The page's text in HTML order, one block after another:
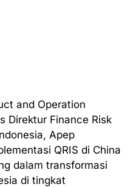
and Operation
Direktur Finance Risk
Apep
QRIS di China
dalam transformasi
di tingkat